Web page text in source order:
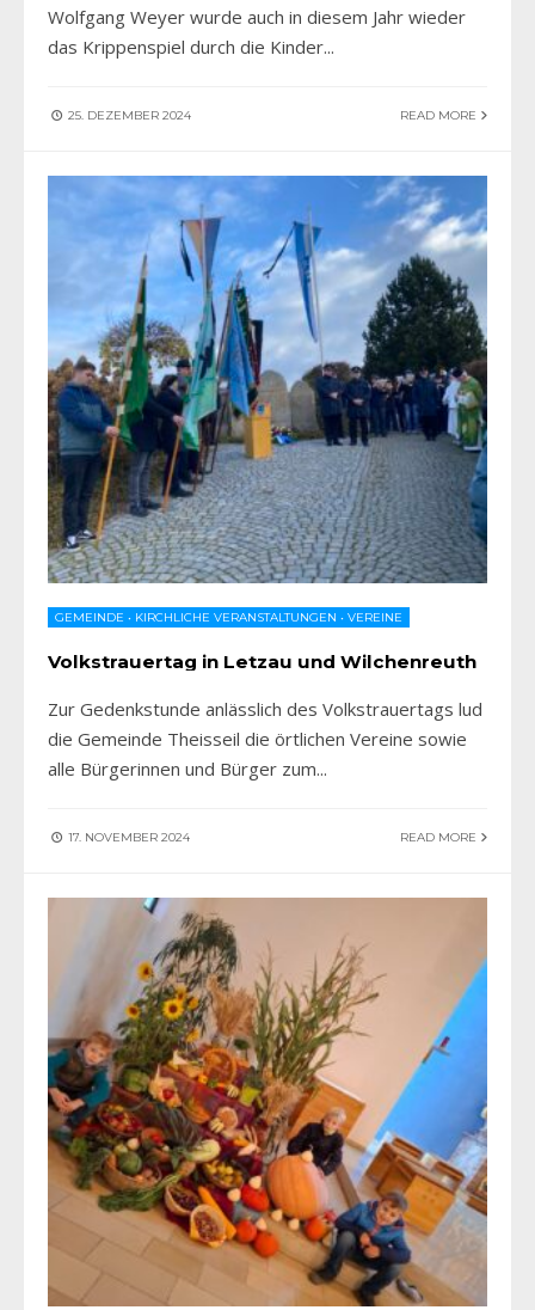
Wolfgang Weyer wurde auch in diesem Jahr wieder
das Krippenspiel durch die Kinder...
25. DEZEMBER 2024 READ MORE
GEMEINDE • KIRCHLICHE VERANSTALTUNGEN • VEREINE
Volkstrauertag in Letzau und Wilchenreuth
Zur Gedenkstunde anlässlich des Volkstrauertags lud
die Gemeinde Theisseil die örtlichen Vereine sowie
alle Bürgerinnen und Bürger zum...
17. NOVEMBER 2024 READ MORE